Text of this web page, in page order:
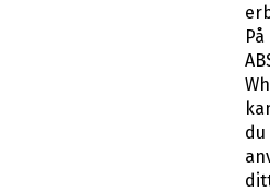
På
du